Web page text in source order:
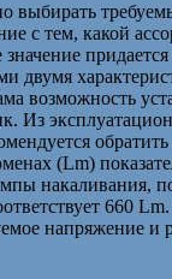
выбирать
с тем, какой
двумя
возможность
Из
(Lm)
накаливания,
660
напряжение и